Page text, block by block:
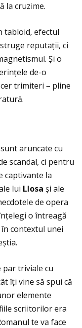
la cruzime.
tabloid, efectul
reputaţii, ci
Şi o
de-o
trimiteri – pline
aruncate cu
scandal, ci pentru
captivante la
lui Llosa și ale
de opera
o întreagă
contextul unei
par triviale cu
îţi vine să spui că
elemente
scriitorilor era
te va face